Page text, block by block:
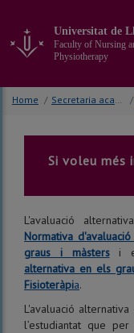
the
main
of
the
Universitat de
Faculty of Nursing
Physiotherapy
Home / Secretaria acadèmica /
Si voleu més
L'avaluació
Normativa
graus i màstersi
alternativa en els
Fisioteràpia.
L'avaluació
l’estudiantat que